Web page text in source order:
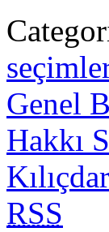
Genel
Hakkı
RSS